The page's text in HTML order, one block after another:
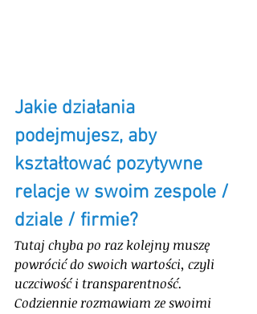
Jakie działania
podejmujesz, aby
kształtować pozytywne
relacje w swoim zespole /
dziale / firmie?
Tutaj chyba po raz kolejny muszę
powrócić do swoich wartości, czyli
uczciwość i transparentność.
Codziennie rozmawiam ze swoimi